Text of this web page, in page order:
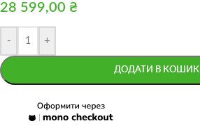
28 599,00 ₴
- +
ДОДАТИ В КОШИК